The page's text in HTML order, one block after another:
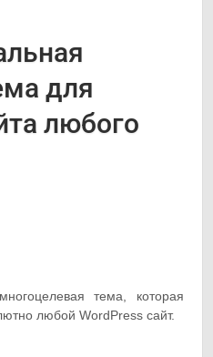
для
любого
тема, которая
любой WordPress сайт.